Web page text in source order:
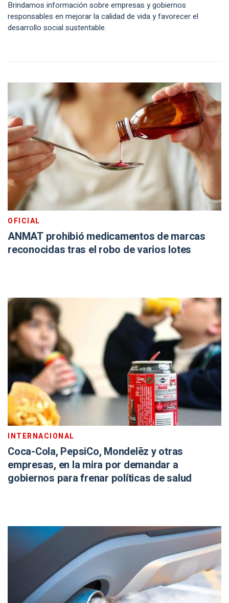
Brindamos información sobre empresas y gobiernos
responsables en mejorar la calidad de vida y favorecer el
desarrollo social sustentable.
OFICIAL
ANMAT prohibió medicamentos de marcas
reconocidas tras el robo de varios lotes
INTERNACIONAL
Coca-Cola, PepsiCo, Mondelēz y otras
empresas, en la mira por demandar a
gobiernos para frenar políticas de salud